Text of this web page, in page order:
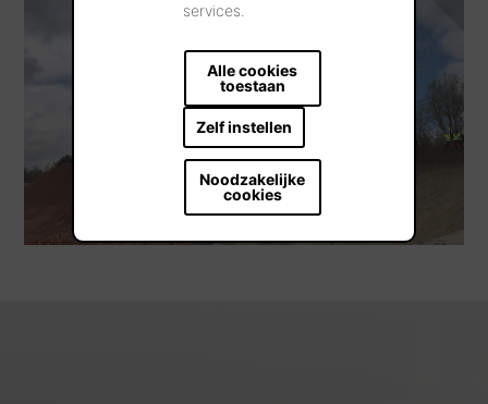
services.
Alle cookies
toestaan
Zelf instellen
Noodzakelijke
cookies